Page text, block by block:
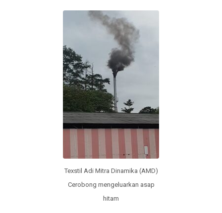
Texstil Adi Mitra Dinamika (AMD)
Cerobong mengeluarkan asap
hitam